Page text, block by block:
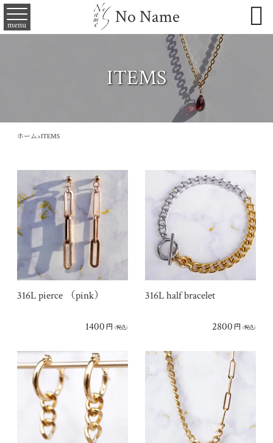
No Name
menu 
ITEMS
ホーム>ITEMS
316L pierce （pink）
1400 円 (税込)
316L half bracelet
2800 円 (税込)